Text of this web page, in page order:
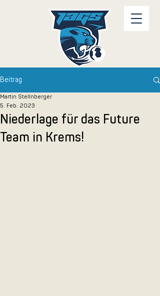
Beitrag
Niederlage für das Future
Team in Krems!
Martin Stellnberger
5. Feb. 2023